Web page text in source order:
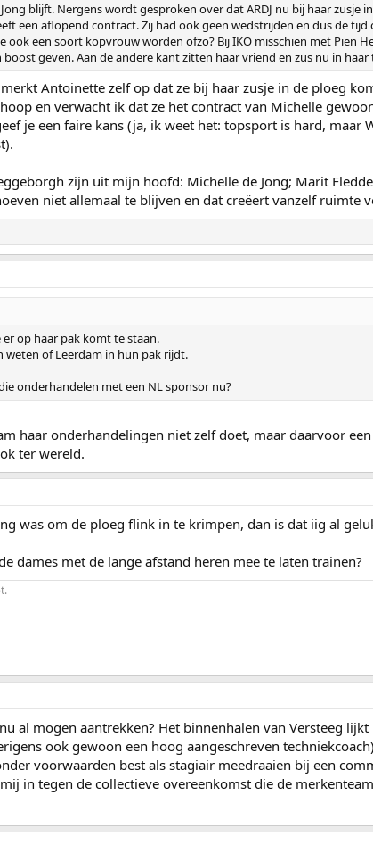
blijft. Nergens wordt gesproken over dat ARDJ nu bij haar
een aflopend contract. Zij had ook geen wedstrijden en dus de
ook een soort kopvrouw worden ofzo? Bij IKO misschien met Pien
geven. Aan de andere kant zitten haar vriend en zus nu in
Antoinette zelf op dat ze bij haar zusje in de ploeg
en verwacht ik dat ze het contract van Michelle
je een faire kans (ja, ik weet het: topsport is hard,
zijn uit mijn hoofd: Michelle de Jong; Marit
niet allemaal te blijven en dat creëert vanzelf ruimte
op haar pak komt te staan.
weten of Leerdam in hun pak rijdt.
onderhandelen met een NL sponsor nu?
haar onderhandelingen niet zelf doet, maar daarvoor
ter wereld.
was om de ploeg flink in te krimpen, dan is dat iig al
dames met de lange afstand heren mee te laten trainen?
al mogen aantrekken? Het binnenhalen van Versteeg
ook gewoon een hoog aangeschreven
voorwaarden best als stagiair meedraaien bij een
in tegen de collectieve overeenkomst die de